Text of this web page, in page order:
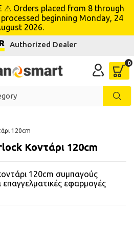
⚠ Orders placed from 8 through
beginning Monday, 24
2026.
Authorized Dealer
120cm
Κοντάρι 120cm
120cm συμπαγούς
επαγγελματικές εφαρμογές